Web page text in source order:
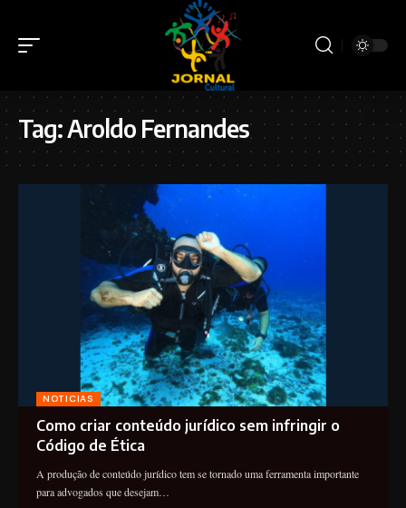
Tag:Aroldo Fernandes
NOTICIAS
Como criar conteúdo jurídico sem infringir o
Código de Ética
A produção de conteúdo jurídico tem se tornado uma ferramenta importante
para advogados que desejam…